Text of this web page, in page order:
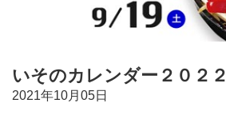
いそのカレンダー２０２２
2021年10月05日